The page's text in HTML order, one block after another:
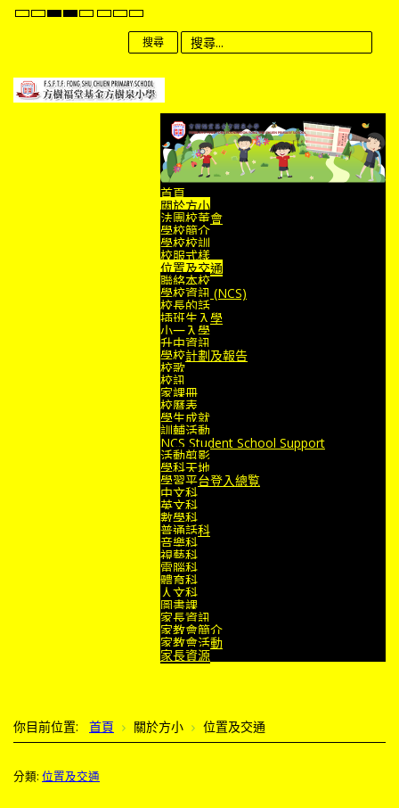
Default
NightHighHighHigh
Contrast
Set
Smaller
Set
Default
Set
Larger
Font
搜尋
首頁
關於方小
法團校董會
學校簡介
學校校訓
校服式樣
位置及交通
聯絡本校
學校資訊 (NCS)
校長的話
插班生入學
小一入學
升中資訊
學校計劃及報告
校歌
校訊
家課冊
校曆表
學生成就
訓輔活動
NCS Student School Support
活動剪影
學科天地
學習平台登入總覧
中文科
英文科
數學科
普通話科
音樂科
視藝科
電腦科
體育科
人文科
圖書課
家長資訊
家教會簡介
家教會活動
家長資源
你目前位置: 首頁 關於方小 位置及交通
分類: 位置及交通